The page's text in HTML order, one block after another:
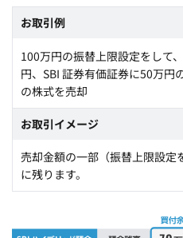
お取引例
100万円の振替上限設定をして
円、SBI 証券有価証券に50万円
の株式を売却
お取引イメージ
売却金額の一部（振替上限設定
に残ります。